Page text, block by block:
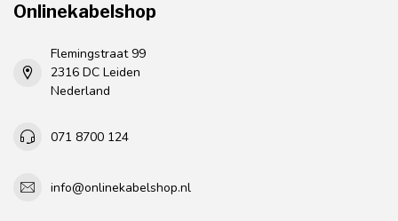
Onlinekabelshop
Flemingstraat 99
2316 DC Leiden
Nederland
071 8700 124
info@onlinekabelshop.nl